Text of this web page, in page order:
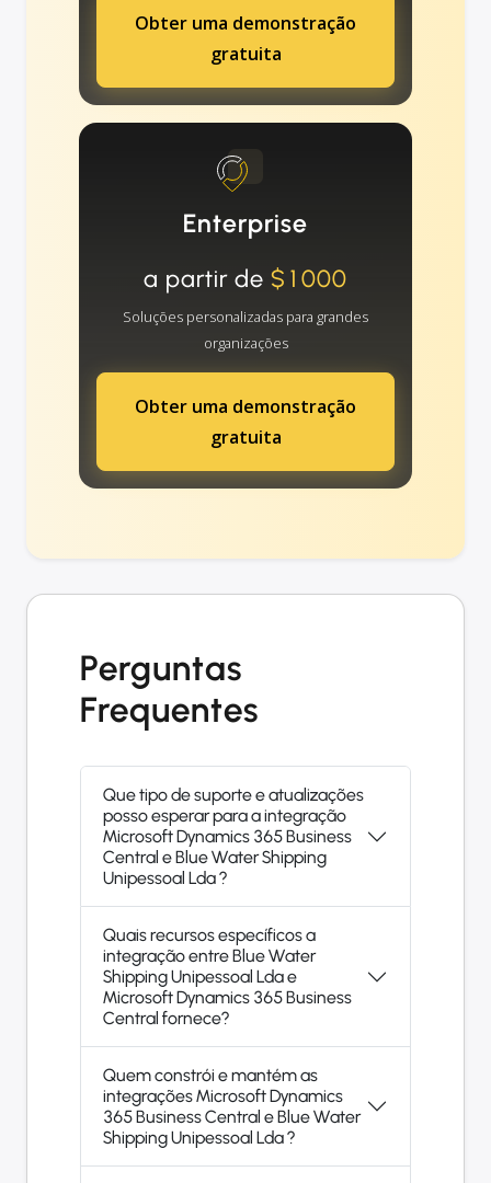
Obter uma demonstração
gratuita
Enterprise
a partir de $1000
Soluções personalizadas para grandes
organizações
Obter uma demonstração
gratuita
Perguntas
Frequentes
Que tipo de suporte e atualizações
posso esperar para a integração
Microsoft Dynamics 365 Business
Central e Blue Water Shipping
Unipessoal Lda ?
Quais recursos específicos a
integração entre Blue Water
Shipping Unipessoal Lda e
Microsoft Dynamics 365 Business
Central fornece?
Quem constrói e mantém as
integrações Microsoft Dynamics
365 Business Central e Blue Water
Shipping Unipessoal Lda ?